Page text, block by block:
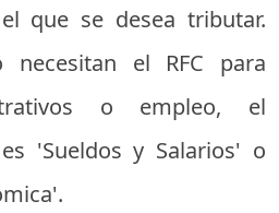
que se desea tributar.
necesitan el RFC para
o empleo, el
'Sueldos y Salarios' o